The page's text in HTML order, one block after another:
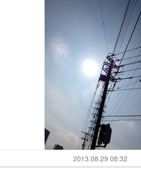
2013.08.29 08:32